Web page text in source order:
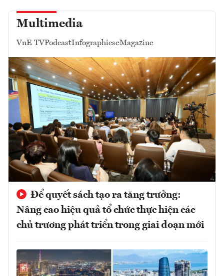
Multimedia
VnE TVPodcastInfographicseMagazine
Để quyết sách tạo ra tăng trưởng:
Nâng cao hiệu quả tổ chức thực hiện các
chủ trương phát triển trong giai đoạn mới